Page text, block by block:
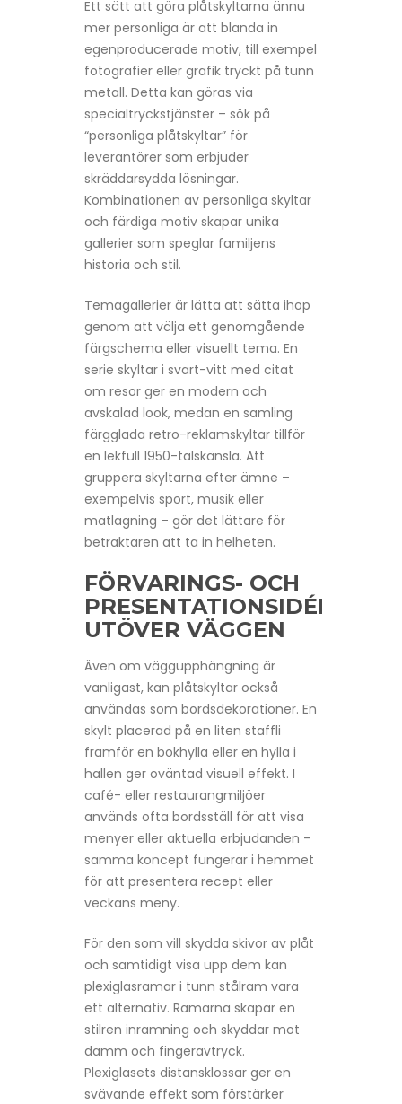
Ett sätt att göra plåtskyltarna ännu
mer personliga är att blanda in
egenproducerade motiv, till exempel
fotografier eller grafik tryckt på tunn
metall. Detta kan göras via
specialtryckstjänster – sök på
“personliga plåtskyltar” för
leverantörer som erbjuder
skräddarsydda lösningar.
Kombinationen av personliga skyltar
och färdiga motiv skapar unika
gallerier som speglar familjens
historia och stil.
Temagallerier är lätta att sätta ihop
genom att välja ett genomgående
färgschema eller visuellt tema. En
serie skyltar i svart-vitt med citat
om resor ger en modern och
avskalad look, medan en samling
färgglada retro-reklamskyltar tillför
en lekfull 1950-talskänsla. Att
gruppera skyltarna efter ämne –
exempelvis sport, musik eller
matlagning – gör det lättare för
betraktaren att ta in helheten.
FÖRVARINGS- OCH
PRESENTATIONSIDÉER
UTÖVER VÄGGEN
Även om väggupphängning är
vanligast, kan plåtskyltar också
användas som bordsdekorationer. En
skylt placerad på en liten staffli
framför en bokhylla eller en hylla i
hallen ger oväntad visuell effekt. I
café- eller restaurangmiljöer
används ofta bordsställ för att visa
menyer eller aktuella erbjudanden –
samma koncept fungerar i hemmet
för att presentera recept eller
veckans meny.
För den som vill skydda skivor av plåt
och samtidigt visa upp dem kan
plexiglasramar i tunn stålram vara
ett alternativ. Ramarna skapar en
stilren inramning och skyddar mot
damm och fingeravtryck.
Plexiglasets distansklossar ger en
svävande effekt som förstärker